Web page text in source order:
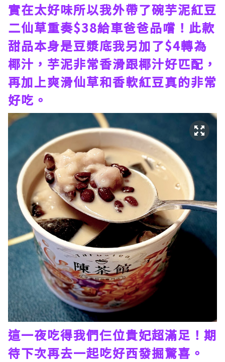
實在太好味所以我外帶了碗芋泥紅豆
二仙草重奏$38給車爸爸品嚐！此款
甜品本身是豆漿底我另加了$4轉為
椰汁，芋泥非常香滑跟椰汁好匹配，
再加上爽滑仙草和香軟紅豆真的非常
好吃。
這一夜吃得我們仨位貴妃超滿足！期
待下次再去一起吃好西發掘驚喜。